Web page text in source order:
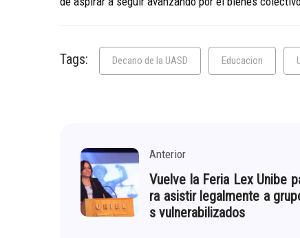
Tags: Decano de la UASD Educacion
Anterior
Vuelve la Feria Lex Unibe
ra asistir legalmente a
s vulnerabilizados